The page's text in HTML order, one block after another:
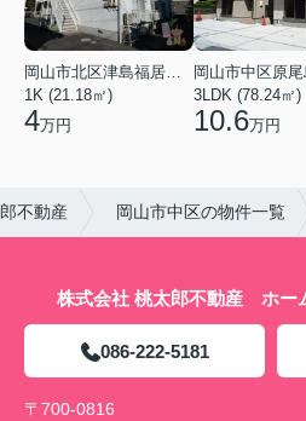
岡山市北区津島福居１丁目
1K (21.18㎡)
4万円
3LDK (78.24㎡)
10.6万円
不動産 岡山市中区の物件一覧
株式会社 桃太郎不動産 ホー
086-222-5181
〒700-0816